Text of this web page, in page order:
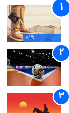
71%